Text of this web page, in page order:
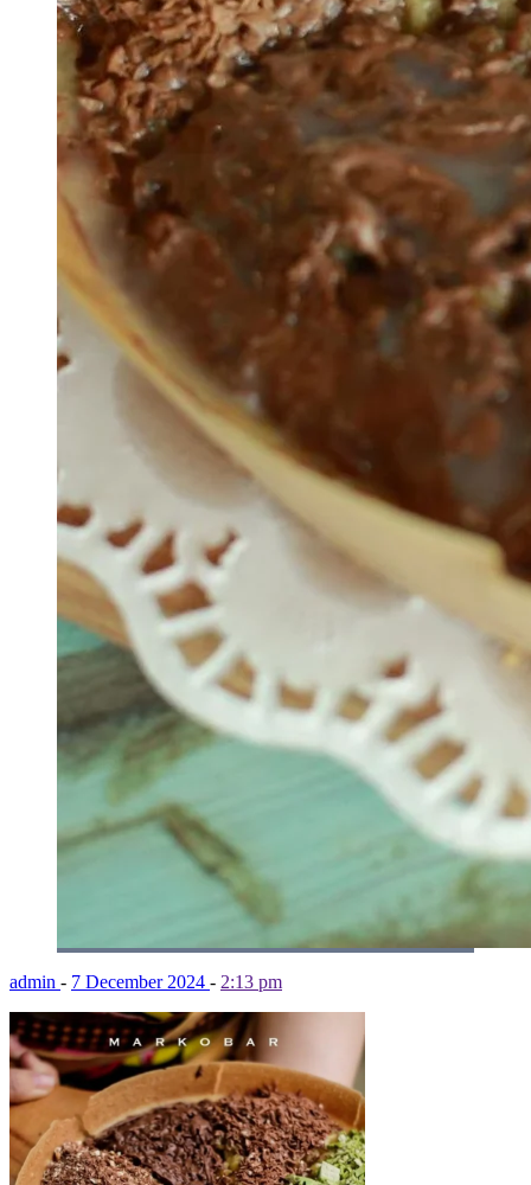
admin - 7 December 2024 - 2:13 pm